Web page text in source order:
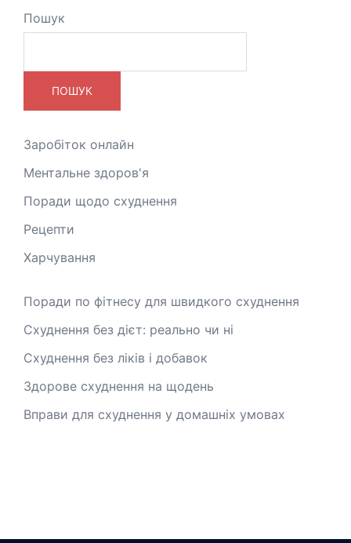
Пошук
ПОШУК
Заробіток онлайн
Ментальне здоров'я
Поради щодо схуднення
Рецепти
Харчування
Поради по фітнесу для швидкого схуднення
Схуднення без дієт: реально чи ні
Схуднення без ліків і добавок
Здорове схуднення на щодень
Вправи для схуднення у домашніх умовах